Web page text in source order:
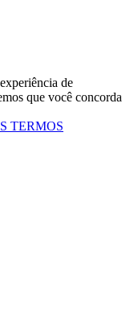
de
que você concorda
TERMOS